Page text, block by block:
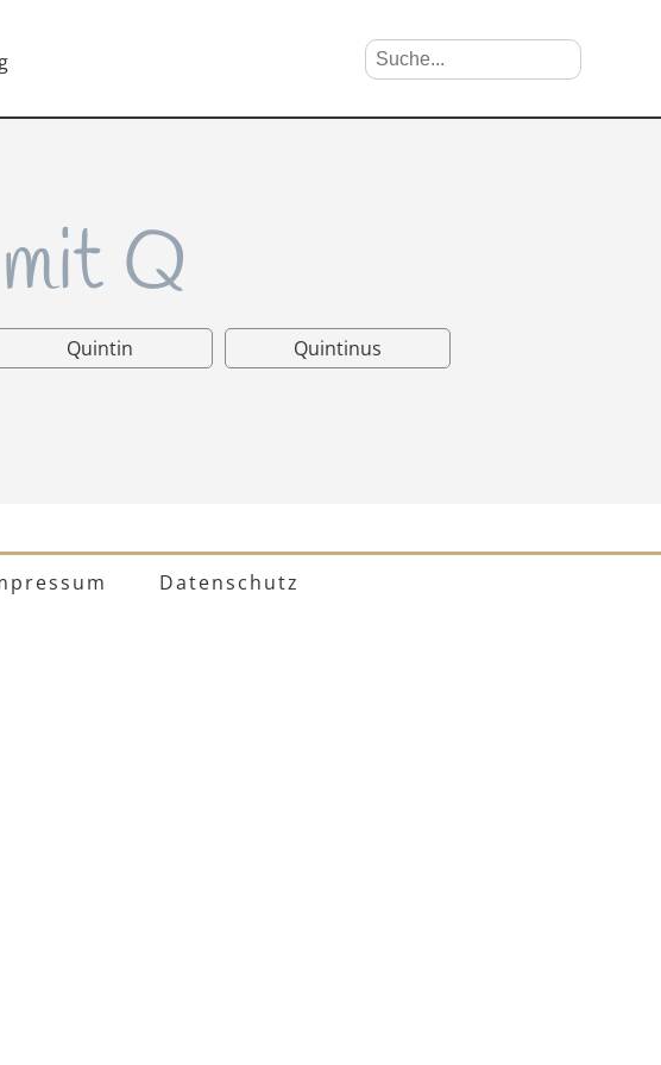
Suche nach Vornamen Search
Q
Quintin
Quintinus
Datenschutz